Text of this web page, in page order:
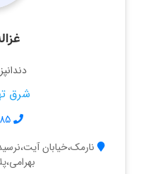
شرق
نارمک،خیابان
بهرامی،پلاک